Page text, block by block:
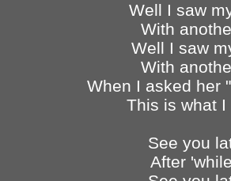
Well I saw
With
Well I saw
With
When I asked her
This is what I
See you
After